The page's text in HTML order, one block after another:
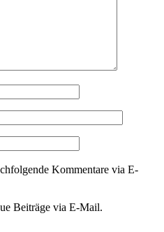
Kommentare via E-
Beiträge via E-Mail.